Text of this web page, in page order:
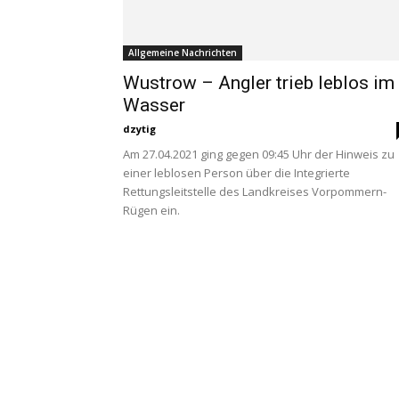
Allgemeine Nachrichten
Wustrow – Angler trieb leblos im
Wasser
dzytig
Am 27.04.2021 ging gegen 09:45 Uhr der Hinweis zu
einer leblosen Person über die Integrierte
Rettungsleitstelle des Landkreises Vorpommern-
Rügen ein.